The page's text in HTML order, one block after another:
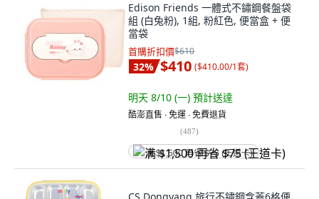
Edison Friends 一體式不鏽鋼餐盤袋
組 (白兔粉), 1組, 粉紅色, 便當盒 + 便
當袋
首購折扣價$610
32% $410 ($410.00/1套)
明天 8/10 (一) 預計送達
酷澎直售 ∙ 免運 ∙ 免費退貨
(487)
满 $1,500 再省 $75 (王道卡)